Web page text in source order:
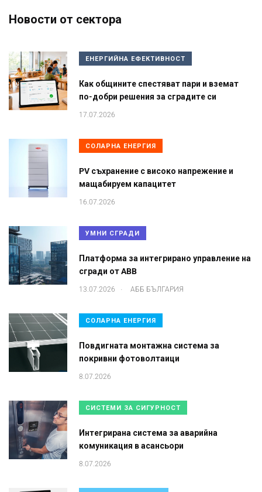
Новости от сектора
ЕНЕРГИЙНА ЕФЕКТИВНОСТ
Как общините спестяват пари и вземат
по-добри решения за сградите си
17.07.2026
СОЛАРНА ЕНЕРГИЯ
PV съхранение с високо напрежение и
мащабируем капацитет
16.07.2026
УМНИ СГРАДИ
Платформа за интегрирано управление на
сгради от ABB
13.07.2026 . АББ БЪЛГАРИЯ
СОЛАРНА ЕНЕРГИЯ
Повдигната монтажна система за
покривни фотоволтаици
8.07.2026
СИСТЕМИ ЗА СИГУРНОСТ
Интегрирана система за аварийна
комуникация в асансьори
8.07.2026